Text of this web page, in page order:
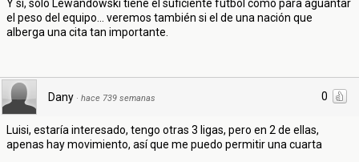
Y sí, sólo Lewandowski tiene el suficiente fútbol como para aguantar
el peso del equipo... veremos también si el de una nación que
alberga una cita tan importante.
0
Dany · hace 739 semanas
Luisi, estaría interesado, tengo otras 3 ligas, pero en 2 de ellas,
apenas hay movimiento, así que me puedo permitir una cuarta